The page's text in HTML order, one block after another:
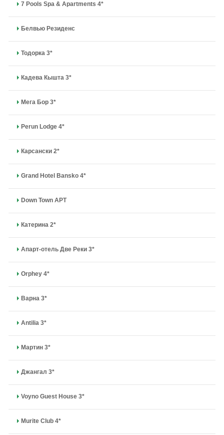
7 Pools Spa & Apartments 4*
Белвью Резиденс
Тодорка 3*
Кадева Кышта 3*
Мега Бор 3*
Perun Lodge 4*
Карсански 2*
Grand Hotel Bansko 4*
Down Town APT
Катерина 2*
Апарт-отель Две Реки 3*
Orphey 4*
Варна 3*
Antilia 3*
Мартин 3*
Джангал 3*
Voyno Guest House 3*
Murite Club 4*